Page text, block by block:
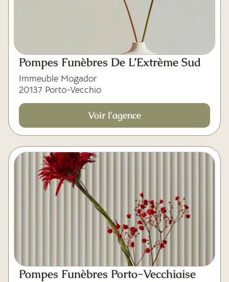
Pompes Funèbres De L’Extrème Sud
Immeuble Mogador
20137 Porto-Vecchio
Voir l'agence
Pompes Funèbres Porto-Vecchiaise